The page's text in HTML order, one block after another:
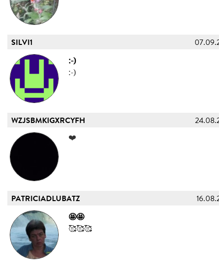
SILVI1
:-)
:-)
WZJSBMKIGXRCYFH
❤️
PATRICIADLUBATZ
🤩🤩
🥰🥰🥰